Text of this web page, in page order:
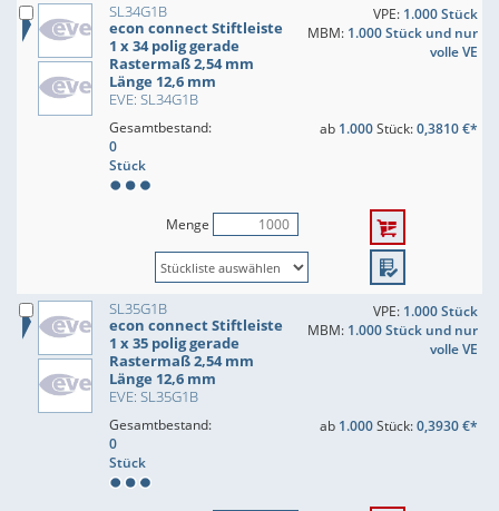
SL34G1B
econ connect Stiftleiste
1 x 34 polig gerade
Rastermaß 2,54 mm
Länge 12,6 mm
EVE: SL34G1B
VPE: 1.000 Stück
MBM: 1.000 Stück und nur
volle VE
Gesamtbestand:
0
Stück
ab 1.000Stück:0,3810 €*
Menge
SL35G1B
econ connect Stiftleiste
1 x 35 polig gerade
Rastermaß 2,54 mm
Länge 12,6 mm
EVE: SL35G1B
VPE: 1.000 Stück
MBM: 1.000 Stück und nur
volle VE
Gesamtbestand:
0
Stück
ab 1.000Stück:0,3930 €*